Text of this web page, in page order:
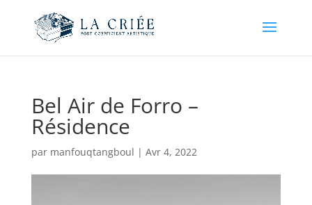
Bel Air de Forro –
Résidence
par manfouqtangboul | Avr 4, 2022